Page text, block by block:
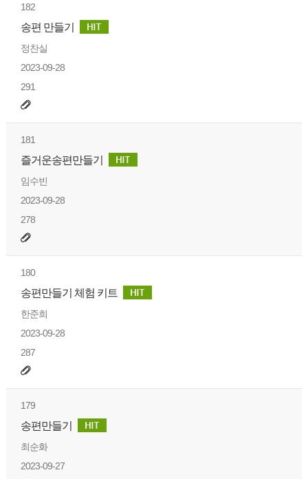
182
송편 만들기
정찬실
2023-09-28
291
181
즐거운송편만들기
임수빈
2023-09-28
278
180
송편만들기 체험 키트
한준희
2023-09-28
287
179
송편만들기
최순화
2023-09-27